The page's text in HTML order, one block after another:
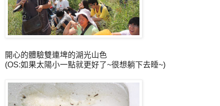
開心的體驗雙連埤的湖光山色
(OS:如果太陽小一點就更好了~很想躺下去睡~)